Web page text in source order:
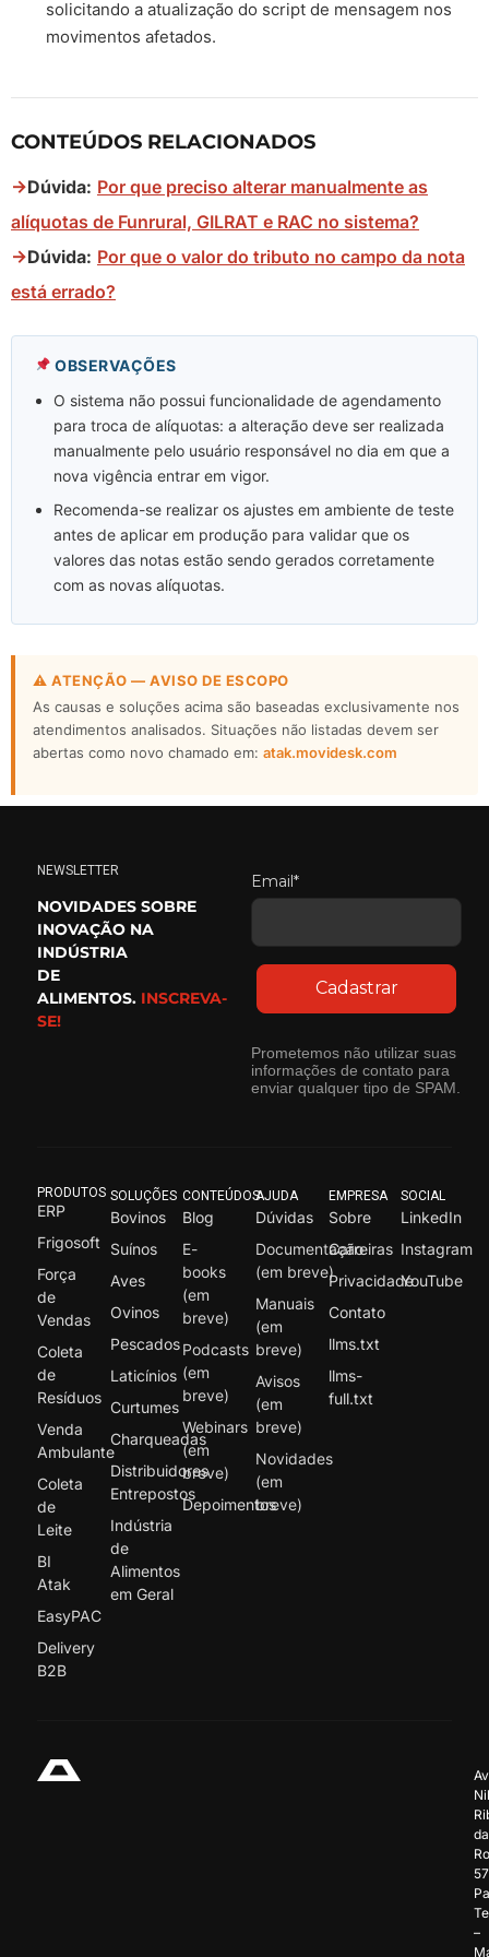
solicitando a atualização do script de mensagem nos
movimentos afetados.
CONTEÚDOS RELACIONADOS
→Dúvida: Por que preciso alterar manualmente as
alíquotas de Funrural, GILRAT e RAC no sistema?
→Dúvida: Por que o valor do tributo no campo da nota
está errado?
OBSERVAÇÕES
O sistema não possui funcionalidade de agendamento
para troca de alíquotas: a alteração deve ser realizada
manualmente pelo usuário responsável no dia em que a
nova vigência entrar em vigor.
Recomenda-se realizar os ajustes em ambiente de teste
antes de aplicar em produção para validar que os
valores das notas estão sendo gerados corretamente
com as novas alíquotas.
⚠ ATENÇÃO — AVISO DE ESCOPO
As causas e soluções acima são baseadas exclusivamente nos
atendimentos analisados. Situações não listadas devem ser
abertas como novo chamado em: atak.movidesk.com
NEWSLETTER
NOVIDADES SOBRE
INOVAÇÃO NA
INDÚSTRIA
DE
ALIMENTOS. INSCREVA-
SE!
Email*
Cadastrar
Prometemos não utilizar suas
informações de contato para
enviar qualquer tipo de SPAM.
PRODUTOS
ERP
Frigosoft
Força
de
Vendas
Coleta
de
Resíduos
Venda
Ambulante
Coleta
de
Leite
BI
Atak
EasyPAC
Delivery
B2B
SOLUÇÕES
Bovinos
Suínos
Aves
Ovinos
Pescados
Laticínios
Curtumes
Charqueadas
Distribuidores
Entrepostos
Indústria
de
Alimentos
em Geral
CONTEÚDOS
Blog
E-
books
(em
breve)
Podcasts
(em
breve)
Webinars
(em
breve)
Depoimentos
AJUDA
Dúvidas
Documentação
(em breve)
Manuais
(em
breve)
Avisos
(em
breve)
Novidades
(em
breve)
EMPRESA
Sobre
Carreiras
Privacidade
Contato
llms.txt
llms-
full.txt
SOCIAL
LinkedIn
Instagram
YouTube
da
–